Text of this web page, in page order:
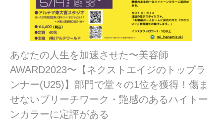
あなたの人生を加速させた〜美容師
AWARD2023〜【ネクストエイジのトップラ
ンナー(U25)】部門で堂々の1位を獲得！傷ま
せないブリーチワーク・艶感のあるハイトー
ンカラーに定評がある